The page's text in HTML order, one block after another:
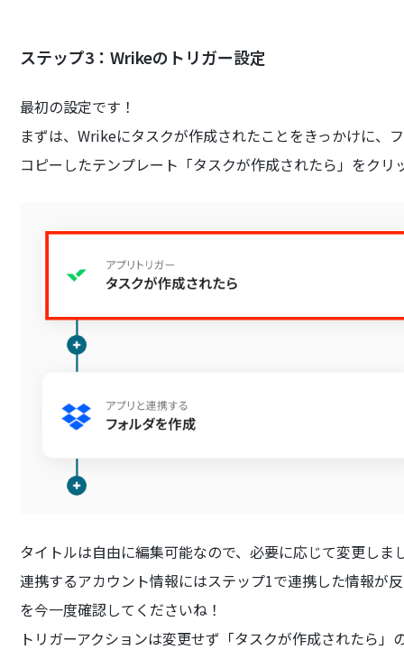
ステップ3：Wrikeのトリガー設定
最初の設定です！
まずは、Wrikeにタスクが作成されたことをきっかけに、
コピーしたテンプレート「タスクが作成されたら」をクリ
タイトルは自由に編集可能なので、必要に応じて変更しま
連携するアカウント情報にはステップ1で連携した情報が
を今一度確認してくださいね！
トリガーアクションは変更せず「タスクが作成されたら